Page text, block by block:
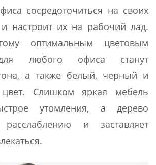
сосредоточиться на своих
и настроит их на рабочий лад.
оптимальным цветовым
любого офиса станут
а также белый, черный и
цвет. Слишком яркая мебель
утомления, а дерево
расслаблению и заставляет